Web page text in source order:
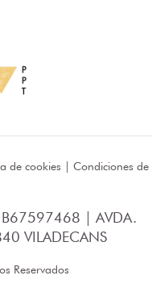
de cookies | Condiciones de
B67597468 | AVDA.
VILADECANS
Reservados